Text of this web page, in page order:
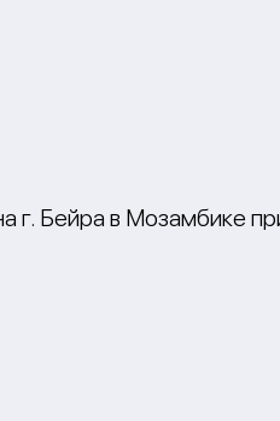
г. Бейра в Мозамбике